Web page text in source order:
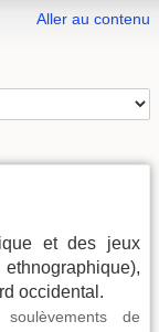
Aller au contenu
et des jeux
occidental.
soulèvements de